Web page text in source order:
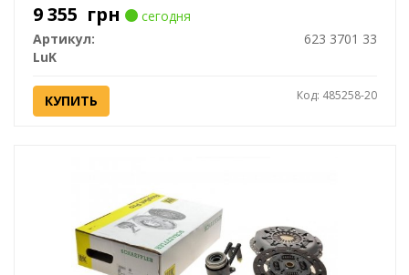
9 355 грн
сегодня
Артикул:
623 3701 33
LuK
КУПИТЬ Код: 485258-20